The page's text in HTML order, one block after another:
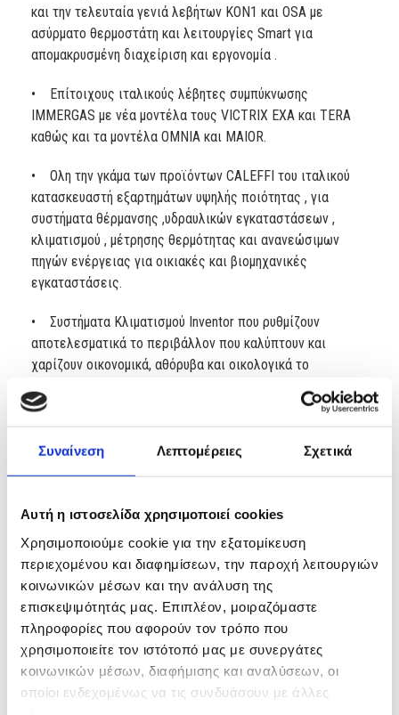
Συναίνεση Λεπτομέρειες Σχετικά
Αυτή η ιστοσελίδα χρησιμοποιεί cookies
Χρησιμοποιούμε cookie για την εξατομίκευση
περιεχομένου και διαφημίσεων, την παροχή λειτουργιών
κοινωνικών μέσων και την ανάλυση της
επισκεψιμότητάς μας. Επιπλέον, μοιραζόμαστε
πληροφορίες που αφορούν τον τρόπο που
χρησιμοποιείτε τον ιστότοπό μας με συνεργάτες
κοινωνικών μέσων, διαφήμισης και αναλύσεων, οι
οποίοι ενδεχομένως να τις συνδυάσουν με άλλες
και την τελευταία γενιά λεβήτων KON1 και OSA με
ασύρματο θερμοστάτη και λειτουργίες Smart για
απομακρυσμένη διαχείριση και εργονομία .
• Επίτοιχους ιταλικούς λέβητες συμπύκνωσης
IMMERGAS με νέα μοντέλα τους VICTRIX EXA και TERA
καθώς και τα μοντέλα OMNIA και MAIOR.
• Ολη την γκάμα των προϊόντων CALEFFI του ιταλικού
κατασκευαστή εξαρτημάτων υψηλής ποιότητας , για
συστήματα θέρμανσης ,υδραυλικών εγκαταστάσεων ,
κλιματισμού , μέτρησης θερμότητας και ανανεώσιμων
πηγών ενέργειας για οικιακές και βιομηχανικές
εγκαταστάσεις.
• Συστήματα Κλιματισμού Inventor που ρυθμίζουν
αποτελεσματικά το περιβάλλον που καλύπτουν και
χαρίζουν οικονομικά, αθόρυβα και οικολογικά το
• Αντλίες θερμότητας και Fancoil της Daikin, καθώς
επίσης και τους λέβητες συμπύκνωσης Daikin.
Συνεργαζόμαστε με τις πιο αξιόπιστες
εταιρείες της αγοράς: